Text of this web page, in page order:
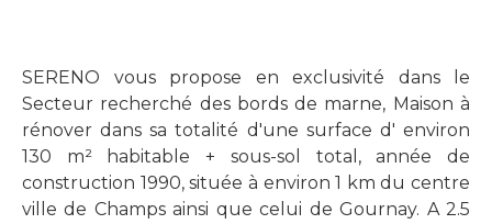
SERENO vous propose en exclusivité dans le
Secteur recherché des bords de marne, Maison à
rénover dans sa totalité d'une surface d' environ
130 m² habitable + sous-sol total, année de
construction 1990, située à environ 1 km du centre
ville de Champs ainsi que celui de Gournay. A 2.5